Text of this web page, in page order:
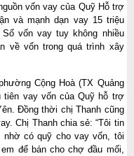
vốn vay của Quỹ Hỗ trợ
và mạnh dạn vay 15 triệu
vốn vay tuy không nhiều
về vốn trong quá trình xây
Cộng Hoà (TX Quảng
tiên vay vốn của Quỹ hỗ trợ
Đồng thời chị Thanh cũng
Chị Thanh chia sẻ: “Tôi tin
có quỹ cho vay vốn, tôi
để bán cho chợ đầu mối,